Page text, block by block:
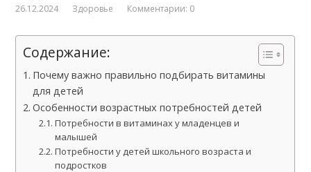
26.12.2024 Здоровье Комментарии: 0
Содержание:
Почему важно правильно подбирать витамины
для детей
Особенности возрастных потребностей детей
Потребности в витаминах у младенцев и
малышей
Потребности у детей школьного возраста и
подростков